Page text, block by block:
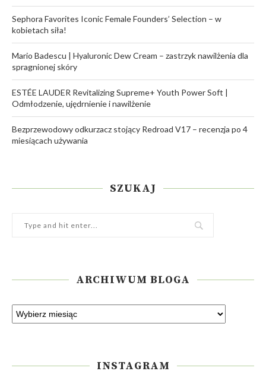
Sephora Favorites Iconic Female Founders’ Selection – w
kobietach siła!
Mario Badescu | Hyaluronic Dew Cream – zastrzyk nawilżenia dla
spragnionej skóry
ESTÉE LAUDER Revitalizing Supreme+ Youth Power Soft |
Odmłodzenie, ujędrnienie i nawilżenie
Bezprzewodowy odkurzacz stojący Redroad V17 – recenzja po 4
miesiącach używania
SZUKAJ
ARCHIWUM BLOGA
INSTAGRAM